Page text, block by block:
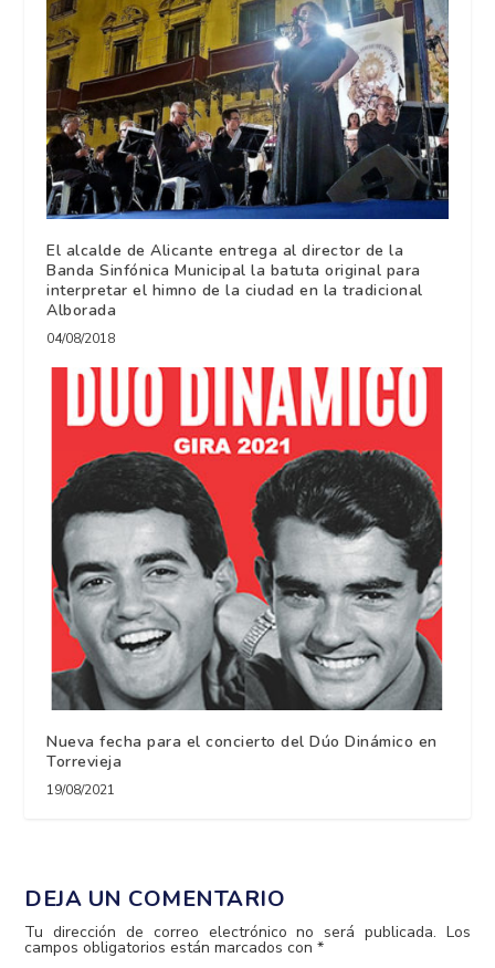
El alcalde de Alicante entrega al director de la
Banda Sinfónica Municipal la batuta original para
interpretar el himno de la ciudad en la tradicional
Alborada
04/08/2018
Nueva fecha para el concierto del Dúo Dinámico en
Torrevieja
19/08/2021
DEJA UN COMENTARIO
Tu dirección de correo electrónico no será publicada. Los
campos obligatorios están marcados con*